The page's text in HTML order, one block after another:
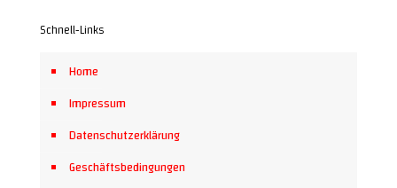
Schnell-Links
Home
Impressum
Datenschutzerklärung
Geschäftsbedingungen